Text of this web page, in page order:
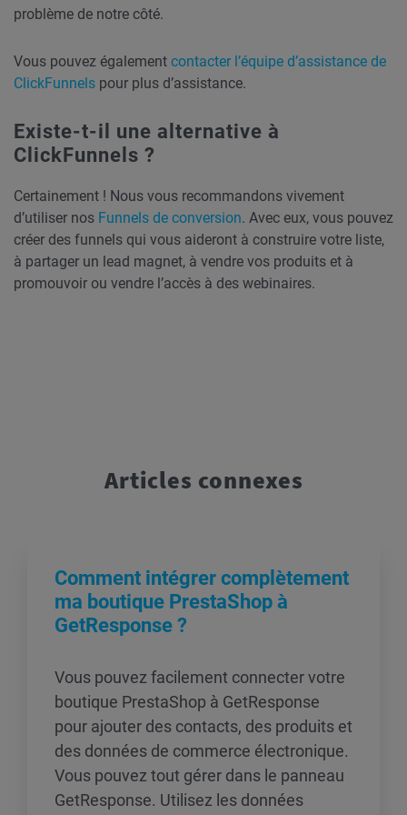
problème de notre côté.
Vous pouvez également contacter l’équipe d’assistance de
ClickFunnels pour plus d’assistance.
Existe-t-il une alternative à
ClickFunnels ?
Certainement ! Nous vous recommandons vivement
d’utiliser nos Funnels de conversion. Avec eux, vous pouvez
créer des funnels qui vous aideront à construire votre liste,
à partager un lead magnet, à vendre vos produits et à
promouvoir ou vendre l’accès à des webinaires.
Articles connexes
Comment intégrer complètement
ma boutique PrestaShop à
GetResponse ?
Vous pouvez facilement connecter votre
boutique PrestaShop à GetResponse
pour ajouter des contacts, des produits et
des données de commerce électronique.
Vous pouvez tout gérer dans le panneau
GetResponse. Utilisez les données